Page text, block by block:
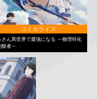
コミカライズ
さん異世界で最強になる ～物理特化
醒者～